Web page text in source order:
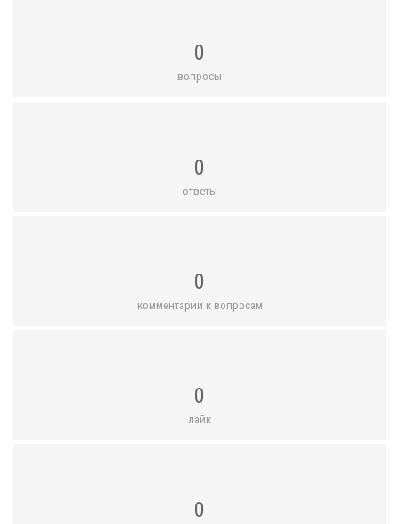
0
вопросы
0
ответы
0
комментарии к вопросам
0
лайк
0